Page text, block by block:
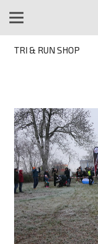
TRI & RUN SHOP